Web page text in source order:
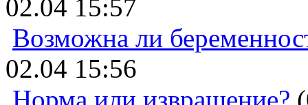
02.04 15:57
Возможна ли
02.04 15:56
Норма или извращение?